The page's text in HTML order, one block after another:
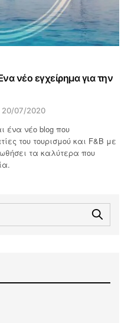
νέο εγχείρημα για την
20/07/2020
ένα νέο blog που
του τουρισμού και F&B με
τα καλύτερα που